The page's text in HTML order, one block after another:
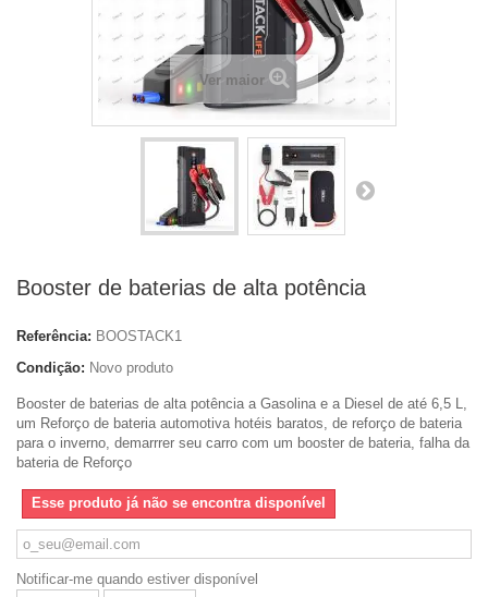
Ver maior
Booster de baterias de alta potência
Referência: BOOSTACK1
Condição: Novo produto
Booster de baterias de alta potência a Gasolina e a Diesel de até 6,5 L,
um Reforço de bateria automotiva hotéis baratos, de reforço de bateria
para o inverno, demarrrer seu carro com um booster de bateria, falha da
bateria de Reforço
Esse produto já não se encontra disponível
Notificar-me quando estiver disponível